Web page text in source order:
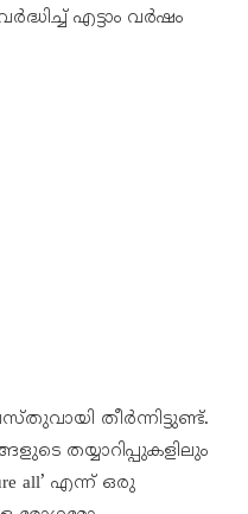
എട്ടാം വർഷം
തീർന്നിട്ടുണ്ട്.
തയ്യാറിപ്പുകളിലും
all’ എന്ന് ഒരു